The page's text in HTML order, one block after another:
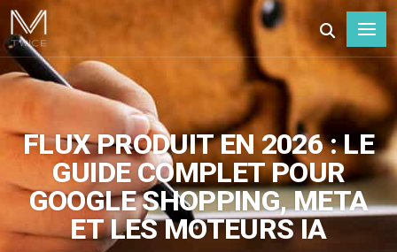
FLUX PRODUIT EN 2026 : LE
GUIDE COMPLET POUR
GOOGLE SHOPPING, META
ET LES MOTEURS IA